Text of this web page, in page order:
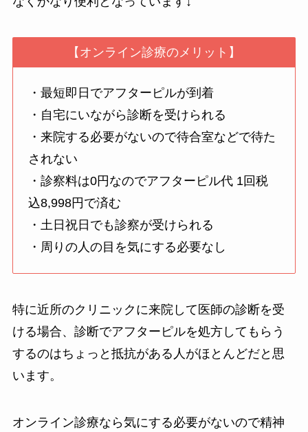
【オンライン診療のメリット】
・最短即日でアフターピルが到着
・自宅にいながら診断を受けられる
・来院する必要がないので待合室などで待た
されない
・診察料は0円なのでアフターピル代 1回税
込8,998円で済む
・土日祝日でも診察が受けられる
・周りの人の目を気にする必要なし
特に近所のクリニックに来院して医師の診断を受
ける場合、診断でアフターピルを処方してもらう
するのはちょっと抵抗がある人がほとんどだと思
います。
オンライン診療なら気にする必要がないので精神